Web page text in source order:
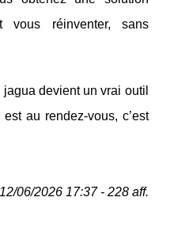
vous réinventer, sans
devient un vrai outil
au rendez-vous, c’est
12/06/2026 17:37 - 228 aff.